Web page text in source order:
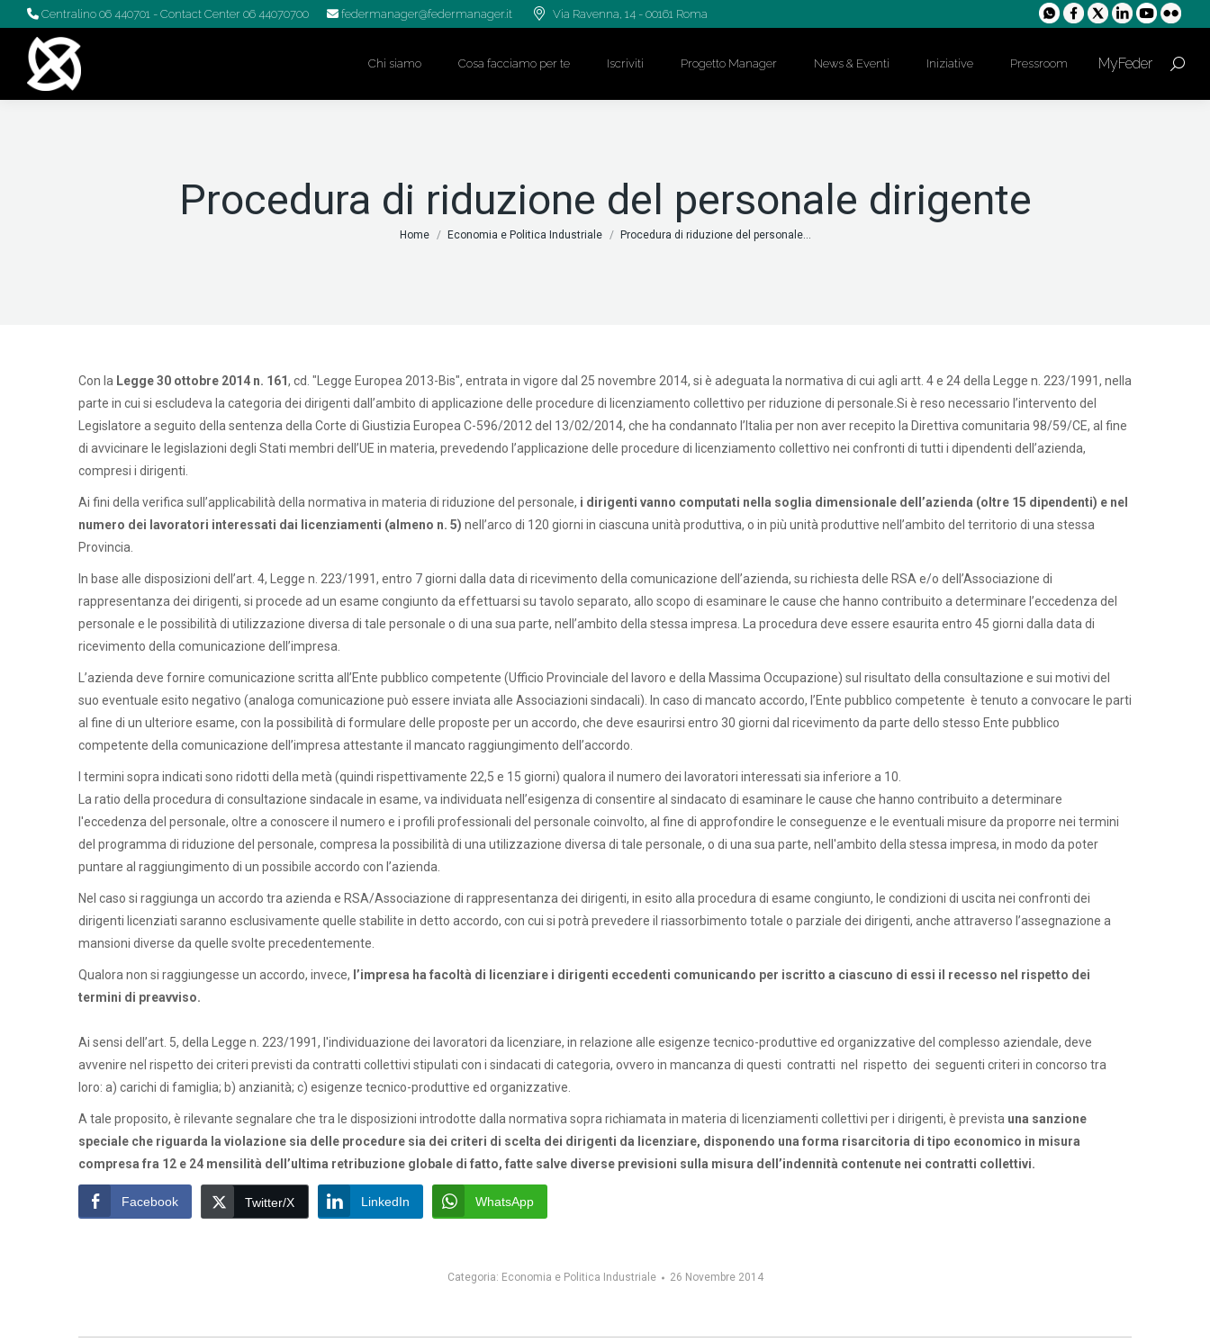
Centralino 06 440701 - Contact Center 06 44070700 federmanager@federmanager.it Via Ravenna, 14 - 00161 Roma
Chi siamo Cosa facciamo per te Iscriviti Progetto Manager News & Eventi Iniziative Pressroom MyFeder Cerca:
Procedura di riduzione del personale dirigente
Tu sei qui:
Home Economia e Politica Industriale Procedura di riduzione del personale…
Con la Legge 30 ottobre 2014 n. 161, cd. "Legge Europea 2013-Bis", entrata in vigore dal 25 novembre 2014, si è adeguata la normativa di cui agli artt. 4 e 24 della Legge n. 223/1991, nella
parte in cui si escludeva la categoria dei dirigenti dall’ambito di applicazione delle procedure di licenziamento collettivo per riduzione di personale.Si è reso necessario l’intervento del
Legislatore a seguito della sentenza della Corte di Giustizia Europea C-596/2012 del 13/02/2014, che ha condannato l’Italia per non aver recepito la Direttiva comunitaria 98/59/CE, al fine
di avvicinare le legislazioni degli Stati membri dell’UE in materia, prevedendo l’applicazione delle procedure di licenziamento collettivo nei confronti di tutti i dipendenti dell’azienda,
compresi i dirigenti.
Ai fini della verifica sull’applicabilità della normativa in materia di riduzione del personale, i dirigenti vanno computati nella soglia dimensionale dell’azienda (oltre 15 dipendenti) e nel
numero dei lavoratori interessati dai licenziamenti (almeno n. 5) nell’arco di 120 giorni in ciascuna unità produttiva, o in più unità produttive nell’ambito del territorio di una stessa
Provincia.
In base alle disposizioni dell’art. 4, Legge n. 223/1991, entro 7 giorni dalla data di ricevimento della comunicazione dell’azienda, su richiesta delle RSA e/o dell’Associazione di
rappresentanza dei dirigenti, si procede ad un esame congiunto da effettuarsi su tavolo separato, allo scopo di esaminare le cause che hanno contribuito a determinare l’eccedenza del
personale e le possibilità di utilizzazione diversa di tale personale o di una sua parte, nell’ambito della stessa impresa. La procedura deve essere esaurita entro 45 giorni dalla data di
ricevimento della comunicazione dell’impresa.
L’azienda deve fornire comunicazione scritta all’Ente pubblico competente (Ufficio Provinciale del lavoro e della Massima Occupazione) sul risultato della consultazione e sui motivi del
suo eventuale esito negativo (analoga comunicazione può essere inviata alle Associazioni sindacali). In caso di mancato accordo, l’Ente pubblico competente è tenuto a convocare le parti
al fine di un ulteriore esame, con la possibilità di formulare delle proposte per un accordo, che deve esaurirsi entro 30 giorni dal ricevimento da parte dello stesso Ente pubblico
competente della comunicazione dell’impresa attestante il mancato raggiungimento dell’accordo.
I termini sopra indicati sono ridotti della metà (quindi rispettivamente 22,5 e 15 giorni) qualora il numero dei lavoratori interessati sia inferiore a 10.
La ratio della procedura di consultazione sindacale in esame, va individuata nell’esigenza di consentire al sindacato di esaminare le cause che hanno contribuito a determinare
l'eccedenza del personale, oltre a conoscere il numero e i profili professionali del personale coinvolto, al fine di approfondire le conseguenze e le eventuali misure da proporre nei termini
del programma di riduzione del personale, compresa la possibilità di una utilizzazione diversa di tale personale, o di una sua parte, nell'ambito della stessa impresa, in modo da poter
puntare al raggiungimento di un possibile accordo con l’azienda.
Nel caso si raggiunga un accordo tra azienda e RSA/Associazione di rappresentanza dei dirigenti, in esito alla procedura di esame congiunto, le condizioni di uscita nei confronti dei
dirigenti licenziati saranno esclusivamente quelle stabilite in detto accordo, con cui si potrà prevedere il riassorbimento totale o parziale dei dirigenti, anche attraverso l’assegnazione a
mansioni diverse da quelle svolte precedentemente.
Qualora non si raggiungesse un accordo, invece, l’impresa ha facoltà di licenziare i dirigenti eccedenti comunicando per iscritto a ciascuno di essi il recesso nel rispetto dei
termini di preavviso.
Ai sensi dell’art. 5, della Legge n. 223/1991, l'individuazione dei lavoratori da licenziare, in relazione alle esigenze tecnico-produttive ed organizzative del complesso aziendale, deve
avvenire nel rispetto dei criteri previsti da contratti collettivi stipulati con i sindacati di categoria, ovvero in mancanza di questi contratti nel rispetto dei seguenti criteri in concorso tra
loro: a) carichi di famiglia; b) anzianità; c) esigenze tecnico-produttive ed organizzative.
A tale proposito, è rilevante segnalare che tra le disposizioni introdotte dalla normativa sopra richiamata in materia di licenziamenti collettivi per i dirigenti, è prevista una sanzione
speciale che riguarda la violazione sia delle procedure sia dei criteri di scelta dei dirigenti da licenziare, disponendo una forma risarcitoria di tipo economico in misura
compresa fra 12 e 24 mensilità dell’ultima retribuzione globale di fatto, fatte salve diverse previsioni sulla misura dell’indennità contenute nei contratti collettivi.
Facebook Twitter/X LinkedIn WhatsApp
Categoria: Economia e Politica Industriale 26 Novembre 2014